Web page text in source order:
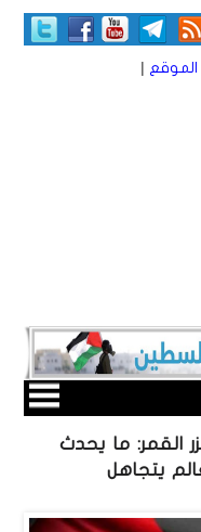
|
القمر: ما يحدث
يتجاهل